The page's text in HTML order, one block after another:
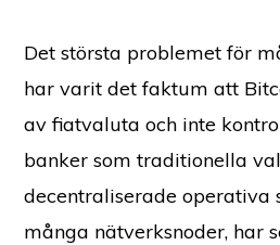
Det största problemet för
har varit det faktum att
av fiatvaluta och inte
banker som traditionella
decentraliserade operativa
många nätverksnoder, har